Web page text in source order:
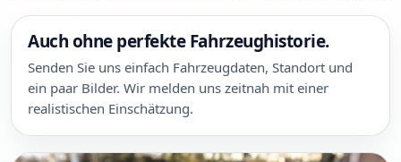
Auch ohne perfekte Fahrzeughistorie.
Senden Sie uns einfach Fahrzeugdaten, Standort und
ein paar Bilder. Wir melden uns zeitnah mit einer
realistischen Einschätzung.